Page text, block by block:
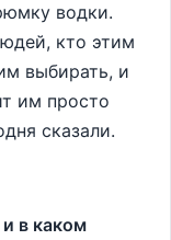
водки.
кто этим
выбирать, и
им просто
сказали.
в каком